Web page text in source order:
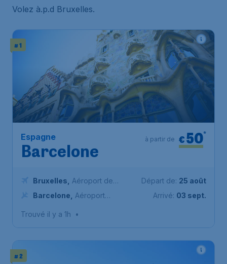
Volez à.p.d Bruxelles.
# 1
Espagne
Barcelone
€50*
à partir de
Bruxelles
Aéroport de
Bruxelles-National
Barcelone
Aéroport
Prat
Départ de: 25 août
Arrivé: 03 sept.
Trouvé il y a 1h •
# 2